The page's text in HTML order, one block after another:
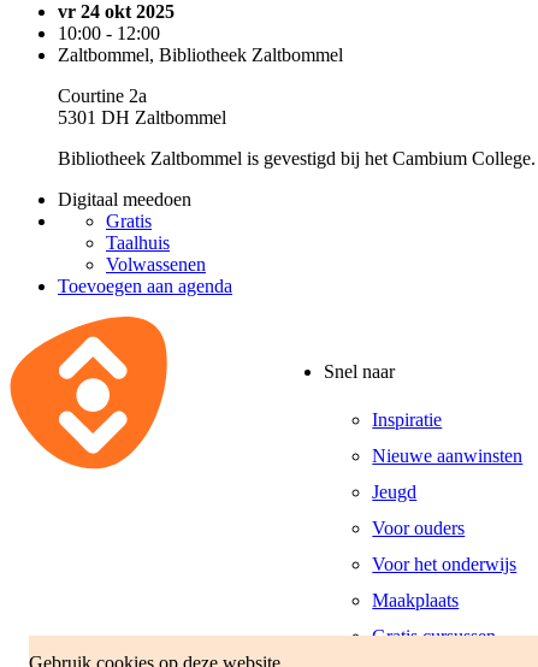
Gebruik cookies op deze website
vr 24 okt 2025
10:00 - 12:00
Zaltbommel, Bibliotheek Zaltbommel
Courtine 2a
5301 DH Zaltbommel
Bibliotheek Zaltbommel is gevestigd bij het Cambium College.
Digitaal meedoen
Gratis
Taalhuis
Volwassenen
Toevoegen aan agenda
Snel naar
Inspiratie
Nieuwe aanwinsten
Jeugd
Voor ouders
Voor het onderwijs
Maakplaats
Gratis cursussen